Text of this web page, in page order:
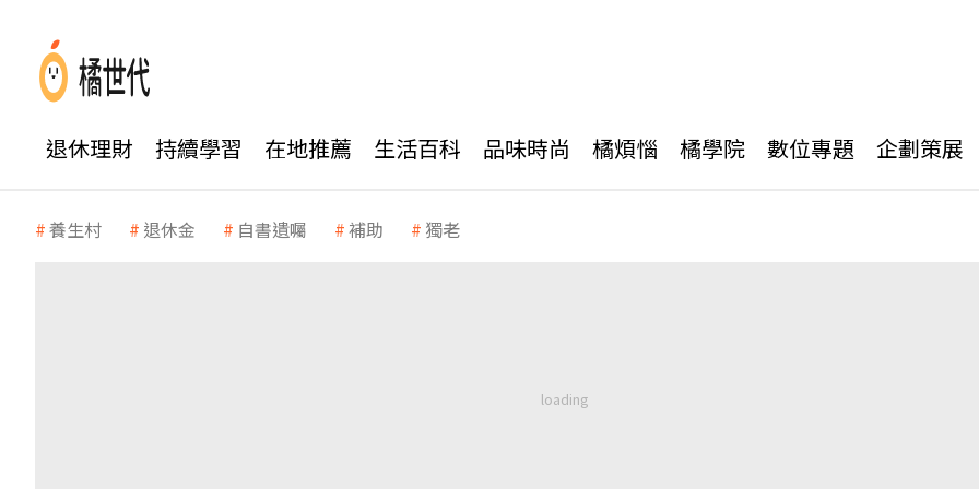
退休理財 持續學習 在地推薦 生活百科 品味時尚 橘煩惱 橘學院 數位專題 企劃策展
養生村 退休金 自書遺囑 補助 獨老